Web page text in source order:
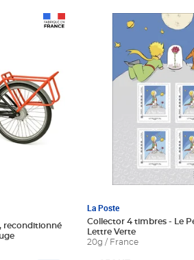
reconditionné
La Poste
Collector 4 timbres - Le
Lettre Verte
20g / France
Prix 6,25€ HT